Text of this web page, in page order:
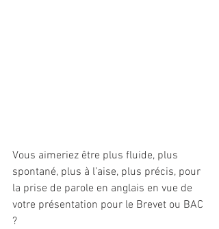
Vous aimeriez être plus fluide, plus
spontané, plus à l’aise, plus précis, pour
la prise de parole en anglais en vue de
votre présentation pour le Brevet ou BAC
?